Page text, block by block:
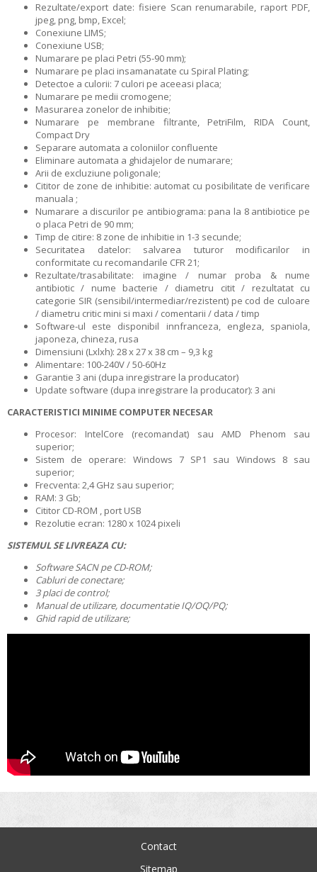
Rezultate/export date: fisiere Scan renumarabile, raport PDF,
jpeg, png, bmp, Excel;
Conexiune LIMS;
Conexiune USB;
Numarare pe placi Petri (55-90 mm);
Numarare pe placi insamanatate cu Spiral Plating;
Detectoe a culorii: 7 culori pe aceeasi placa;
Numarare pe medii cromogene;
Masurarea zonelor de inhibitie;
Numarare pe membrane filtrante, PetriFilm, RIDA Count,
Compact Dry
Separare automata a coloniilor confluente
Eliminare automata a ghidajelor de numarare;
Arii de excluziune poligonale;
Cititor de zone de inhibitie: automat cu posibilitate de verificare
manuala ;
Numarare a discurilor pe antibiograma: pana la 8 antibiotice pe
o placa Petri de 90 mm;
Timp de citire: 8 zone de inhibitie in 1-3 secunde;
Securitatea datelor: salvarea tuturor modificarilor in
conformitate cu recomandarile CFR 21;
Rezultate/trasabilitate: imagine / numar proba & nume
antibiotic / nume bacterie / diametru citit / rezultatat cu
categorie SIR (sensibil/intermediar/rezistent) pe cod de culoare
/ diametru critic mini si maxi / comentarii / data / timp
Software-ul este disponibil innfranceza, engleza, spaniola,
japoneza, chineza, rusa
Dimensiuni (Lxlxh): 28 x 27 x 38 cm – 9,3 kg
Alimentare: 100-240V / 50-60Hz
Garantie 3 ani (dupa inregistrare la producator)
Update software (dupa inregistrare la producator): 3 ani
CARACTERISTICI MINIME COMPUTER NECESAR
Procesor: IntelCore (recomandat) sau AMD Phenom sau
superior;
Sistem de operare: Windows 7 SP1 sau Windows 8 sau
superior;
Frecventa: 2,4 GHz sau superior;
RAM: 3 Gb;
Cititor CD-ROM , port USB
Rezolutie ecran: 1280 x 1024 pixeli
SISTEMUL SE LIVREAZA CU:
Software SACN pe CD-ROM;
Cabluri de conectare;
3 placi de control;
Manual de utilizare, documentatie IQ/OQ/PQ;
Ghid rapid de utilizare;
Contact
Sitemap